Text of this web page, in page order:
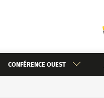
CONFÉRENCE OUEST